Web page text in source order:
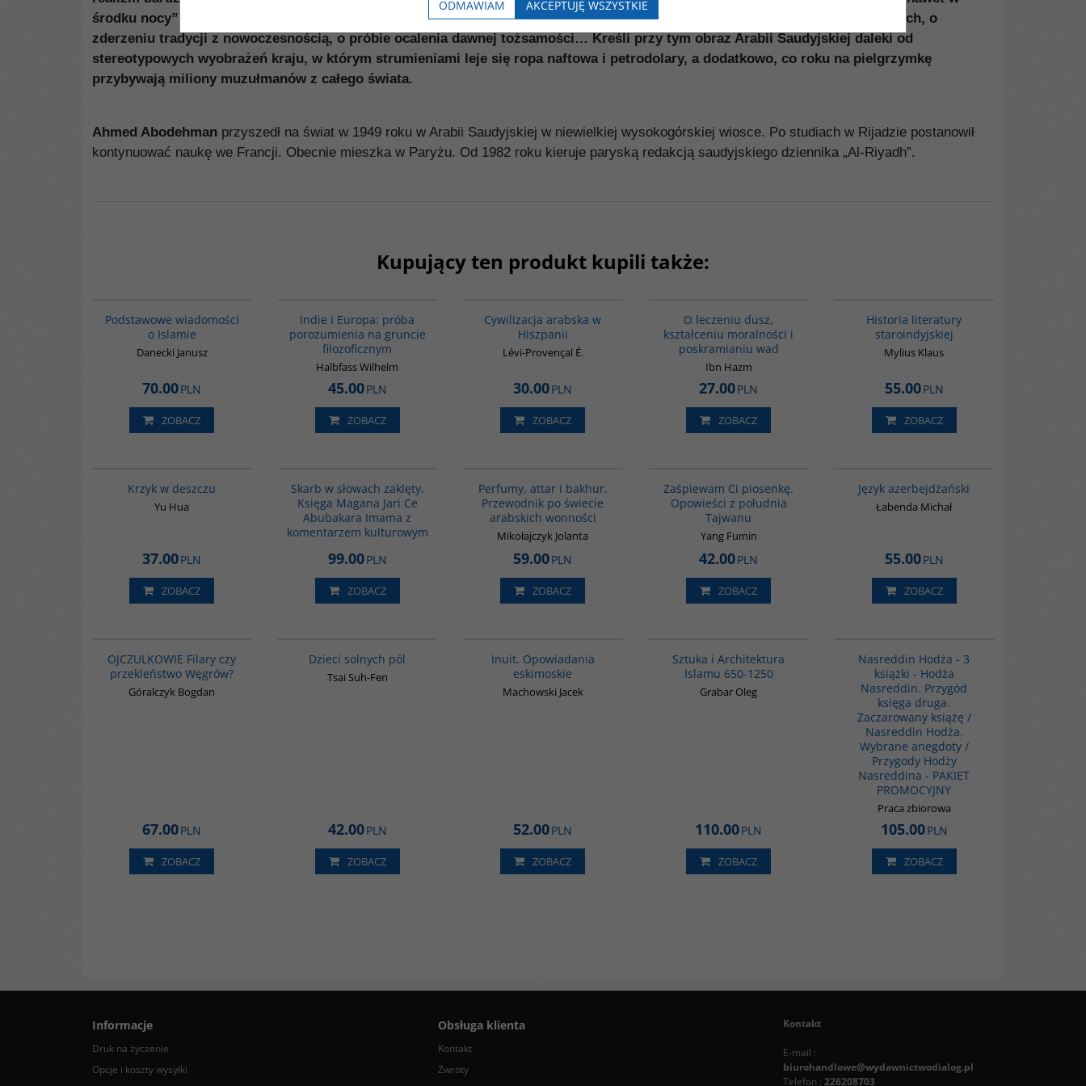
środku nocy”. Sięgając do zakamarków pamięci zbiorowej, Ahmed Abodehman snuje filozoficzną baśń o korzeniach kulturowych, o
zderzeniu tradycji z nowoczesnością, o próbie ocalenia dawnej tożsamości… Kreśli przy tym obraz Arabii Saudyjskiej daleki od
stereotypowych wyobrażeń kraju, w którym strumieniami leje się ropa naftowa i petrodolary, a dodatkowo, co roku na pielgrzymkę
przybywają miliony muzułmanów z całego świata.
Ahmed Abodehman przyszedł na świat w 1949 roku w Arabii Saudyjskiej w niewielkiej wysokogórskiej wiosce. Po studiach w Rijadzie postanowił
kontynuować naukę we Francji. Obecnie mieszka w Paryżu. Od 1982 roku kieruje paryską redakcją saudyjskiego dziennika „Al-Riyadh”.
Kupujący ten produkt kupili także:
Podstawowe wiadomości
o Islamie
Danecki Janusz
70.00PLN
ZOBACZ
Indie i Europa: próba
porozumienia na gruncie
filozoficznym
Halbfass Wilhelm
45.00PLN
ZOBACZ
Cywilizacja arabska w
Hiszpanii
Lévi-Provençal É.
30.00PLN
ZOBACZ
O leczeniu dusz,
kształceniu moralności i
poskramianiu wad
Ibn Hazm
27.00PLN
ZOBACZ
Historia literatury
staroindyjskiej
Mylius Klaus
55.00PLN
ZOBACZ
Krzyk w deszczu
Yu Hua
37.00PLN
ZOBACZ
Skarb w słowach zaklęty.
Księga Magana Jari Ce
Abubakara Imama z
komentarzem kulturowym
99.00PLN
ZOBACZ
Perfumy, attar i bakhur.
Przewodnik po świecie
arabskich wonności
Mikołajczyk Jolanta
59.00PLN
ZOBACZ
Zaśpiewam Ci piosenkę.
Opowieści z południa
Tajwanu
Yang Fumin
42.00PLN
ZOBACZ
Język azerbejdżański
Łabenda Michał
55.00PLN
ZOBACZ
OJCZULKOWIE Filary czy
przekleństwo Węgrów?
Góralczyk Bogdan
67.00PLN
ZOBACZ
Dzieci solnych pól
Tsai Suh-Fen
42.00PLN
ZOBACZ
Inuit. Opowiadania
eskimoskie
Machowski Jacek
52.00PLN
ZOBACZ
Sztuka i Architektura
Islamu 650-1250
Grabar Oleg
110.00PLN
ZOBACZ
Nasreddin Hodża - 3
książki - Hodża
Nasreddin. Przygód
księga druga.
Zaczarowany książę /
Nasreddin Hodża.
Wybrane anegdoty /
Przygody Hodży
Nasreddina - PAKIET
PROMOCYJNY
Praca zbiorowa
105.00PLN
ZOBACZ
Informacje
Druk na życzenie
Opcje i koszty wysyłki
Obsługa klienta
Kontakt
Zwroty
Kontakt
E-mail :
biurohandlowe@wydawnictwodialog.pl
Telefon : 226208703
ODMAWIAM AKCEPTUJĘ WSZYSTKIE